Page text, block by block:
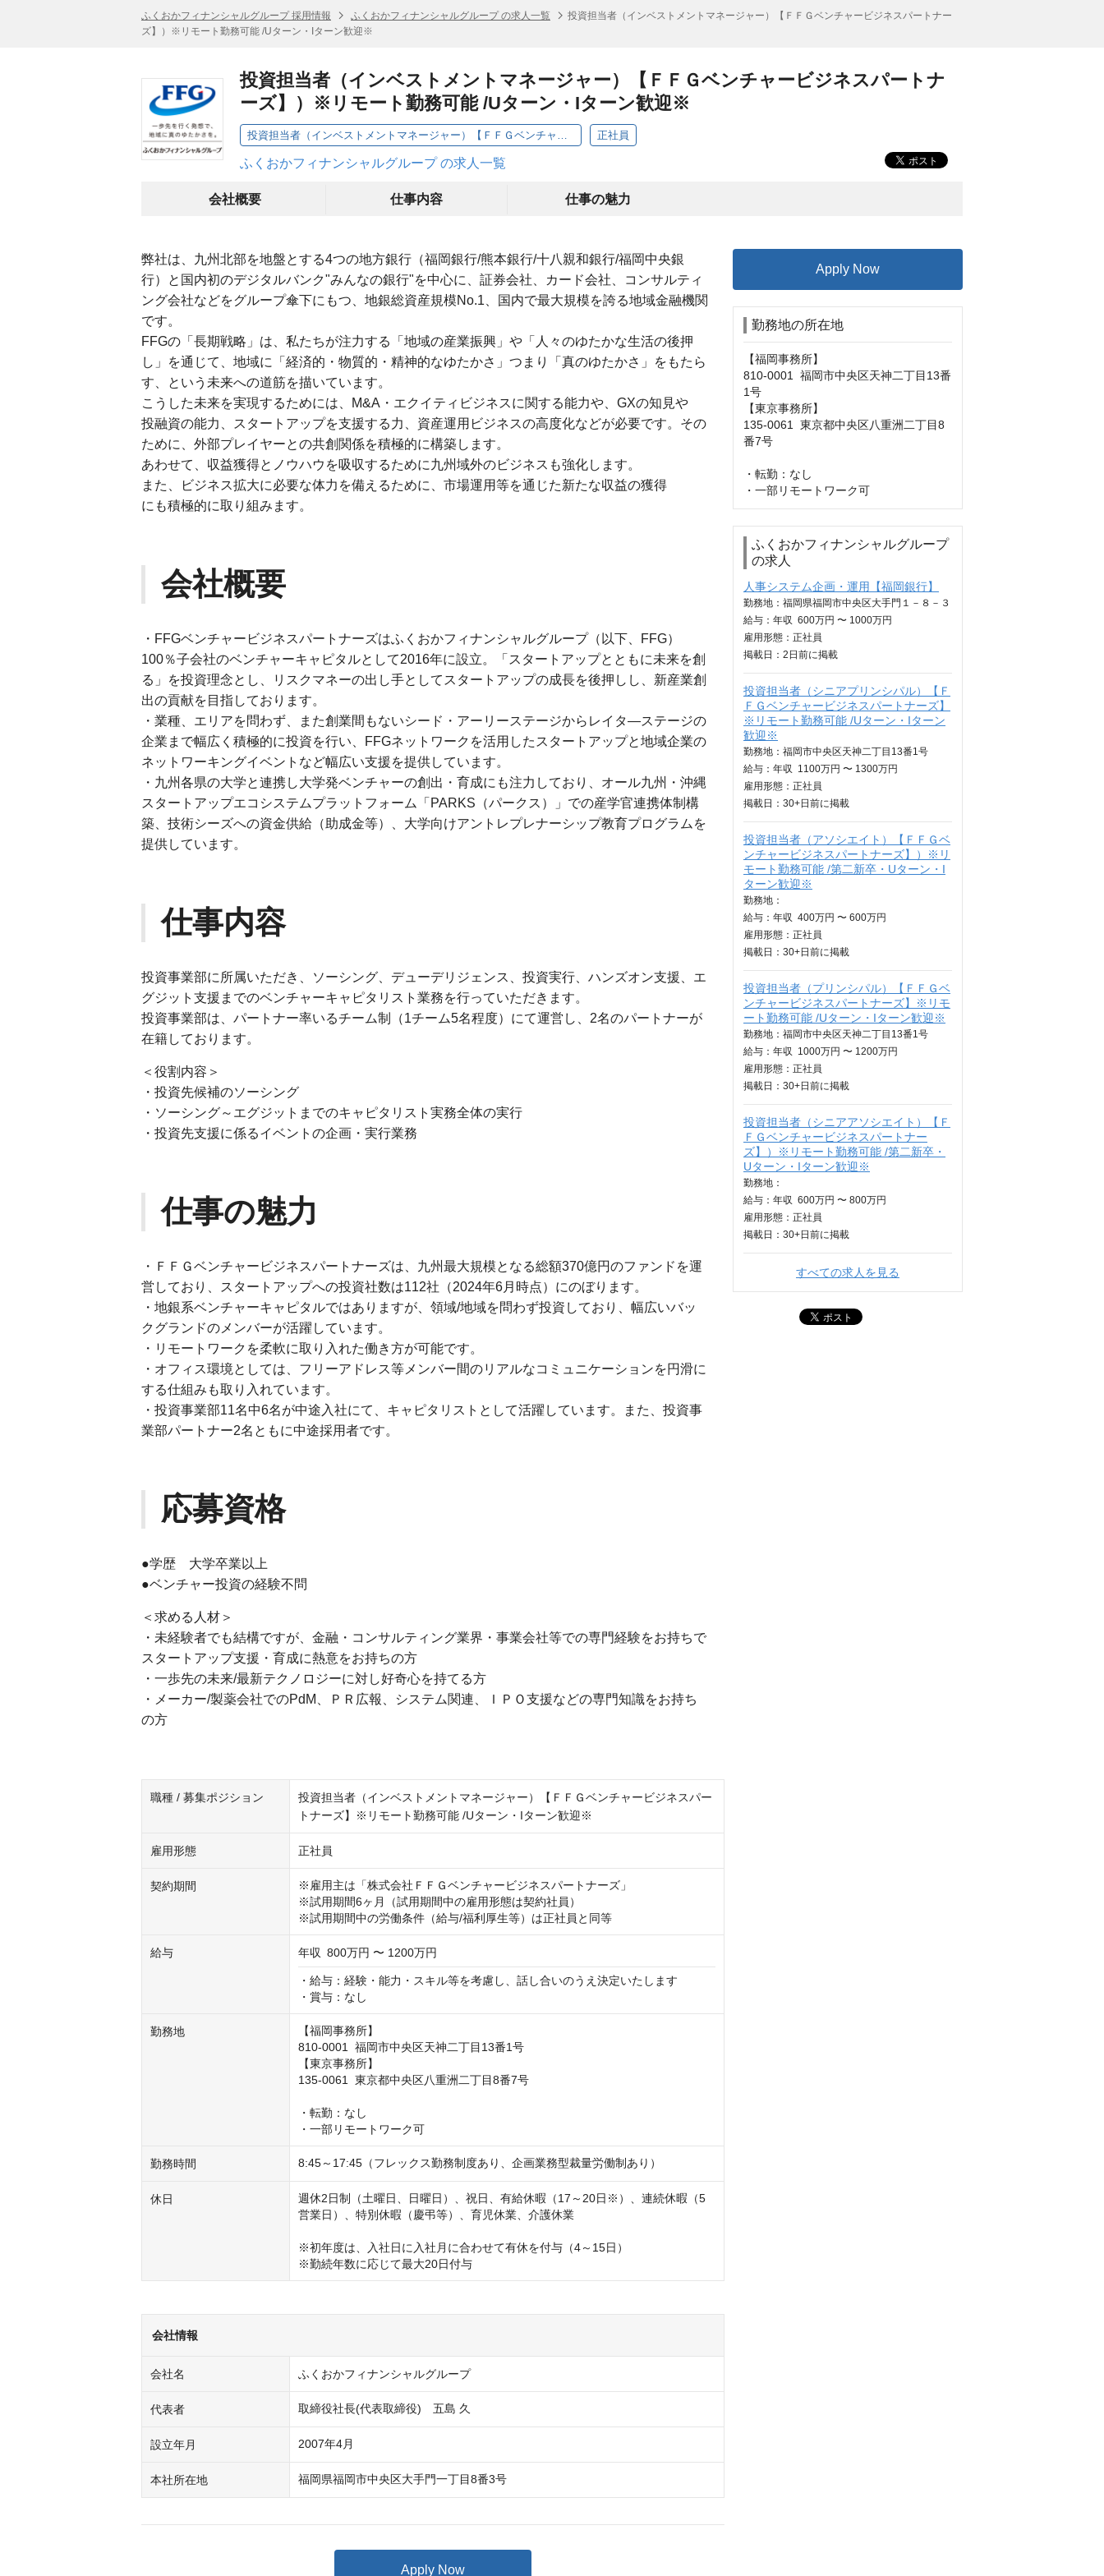
ふくおかフィナンシャルグループ 採用情報 ふくおかフィナンシャルグループ の求人一覧
投資担当者（インベストメントマネージャー）【ＦＦＧベンチャービジネスパートナー
ズ】）※リモート勤務可能 /Uターン・Iターン歓迎※
投資担当者（インベストメントマネージャー）【ＦＦＧベンチャービジネスパートナ
ーズ】）※リモート勤務可能 /Uターン・Iターン歓迎※
投資担当者（インベストメントマネージャー）【ＦＦＧベンチャービジネスパートナーズ】※リモート勤務可能 /Uターン・Iターン歓迎※ 正社員
ふくおかフィナンシャルグループ の求人一覧
会社概要 仕事内容 仕事の魅力
弊社は、九州北部を地盤とする4つの地方銀行（福岡銀行/熊本銀行/十八親和銀行/福岡中央銀
行）と国内初のデジタルバンク"みんなの銀行"を中心に、証券会社、カード会社、コンサルティ
ング会社などをグループ傘下にもつ、地銀総資産規模No.1、国内で最大規模を誇る地域金融機関
です。
FFGの「長期戦略」は、私たちが注力する「地域の産業振興」や「人々のゆたかな生活の後押
し」を通じて、地域に「経済的・物質的・精神的なゆたかさ」つまり「真のゆたかさ」をもたら
す、という未来への道筋を描いています。
こうした未来を実現するためには、M&A・エクイティビジネスに関する能力や、GXの知見や
投融資の能力、スタートアップを支援する力、資産運用ビジネスの高度化などが必要です。その
ために、外部プレイヤーとの共創関係を積極的に構築します。
あわせて、収益獲得とノウハウを吸収するために九州域外のビジネスも強化します。
また、ビジネス拡大に必要な体力を備えるために、市場運用等を通じた新たな収益の獲得
にも積極的に取り組みます。
会社概要
・FFGベンチャービジネスパートナーズはふくおかフィナンシャルグループ（以下、FFG）
100％子会社のベンチャーキャピタルとして2016年に設立。「スタートアップとともに未来を創
る」を投資理念とし、リスクマネーの出し手としてスタートアップの成長を後押しし、新産業創
出の貢献を目指しております。
・業種、エリアを問わず、また創業間もないシード・アーリーステージからレイタ―ステージの
企業まで幅広く積極的に投資を行い、FFGネットワークを活用したスタートアップと地域企業の
ネットワーキングイベントなど幅広い支援を提供しています。
・九州各県の大学と連携し大学発ベンチャーの創出・育成にも注力しており、オール九州・沖縄
スタートアップエコシステムプラットフォーム「PARKS（パークス）」での産学官連携体制構
築、技術シーズへの資金供給（助成金等）、大学向けアントレプレナーシップ教育プログラムを
提供しています。
仕事内容
投資事業部に所属いただき、ソーシング、デューデリジェンス、投資実行、ハンズオン支援、エ
グジット支援までのベンチャーキャピタリスト業務を行っていただきます。
投資事業部は、パートナー率いるチーム制（1チーム5名程度）にて運営し、2名のパートナーが
在籍しております。
＜役割内容＞
・投資先候補のソーシング
・ソーシング～エグジットまでのキャピタリスト実務全体の実行
・投資先支援に係るイベントの企画・実行業務
仕事の魅力
・ＦＦＧベンチャービジネスパートナーズは、九州最大規模となる総額370億円のファンドを運
営しており、スタートアップへの投資社数は112社（2024年6月時点）にのぼります。
・地銀系ベンチャーキャピタルではありますが、領域/地域を問わず投資しており、幅広いバッ
クグランドのメンバーが活躍しています。
・リモートワークを柔軟に取り入れた働き方が可能です。
・オフィス環境としては、フリーアドレス等メンバー間のリアルなコミュニケーションを円滑に
する仕組みも取り入れています。
・投資事業部11名中6名が中途入社にて、キャピタリストとして活躍しています。また、投資事
業部パートナー2名ともに中途採用者です。
応募資格
●学歴 大学卒業以上
●ベンチャー投資の経験不問
＜求める人材＞
・未経験者でも結構ですが、金融・コンサルティング業界・事業会社等での専門経験をお持ちで
スタートアップ支援・育成に熱意をお持ちの方
・一歩先の未来/最新テクノロジーに対し好奇心を持てる方
・メーカー/製薬会社でのPdM、ＰＲ広報、システム関連、ＩＰＯ支援などの専門知識をお持ち
の方
職種 / 募集ポジション
投資担当者（インベストメントマネージャー）【ＦＦＧベンチャービジネスパー
トナーズ】※リモート勤務可能 /Uターン・Iターン歓迎※
雇用形態 正社員
契約期間
※雇用主は「株式会社ＦＦＧベンチャービジネスパートナーズ」
※試用期間6ヶ月（試用期間中の雇用形態は契約社員）
※試用期間中の労働条件（給与/福利厚生等）は正社員と同等
給与 年収 800万円 〜 1200万円
・給与：経験・能力・スキル等を考慮し、話し合いのうえ決定いたします
・賞与：なし
勤務地
【福岡事務所】
810-0001  福岡市中央区天神二丁目13番1号
【東京事務所】
135-0061  東京都中央区八重洲二丁目8番7号
・転勤：なし
・一部リモートワーク可
勤務時間 8:45～17:45（フレックス勤務制度あり、企画業務型裁量労働制あり）
休日
週休2日制（土曜日、日曜日）、祝日、有給休暇（17～20日※）、連続休暇（5
営業日）、特別休暇（慶弔等）、育児休業、介護休業
※初年度は、入社日に入社月に合わせて有休を付与（4～15日）
※勤続年数に応じて最大20日付与
会社情報
会社名 ふくおかフィナンシャルグループ
代表者 取締役社長(代表取締役)　五島 久
設立年月 2007年4月
本社所在地 福岡県福岡市中央区大手門一丁目8番3号
Apply Now
Apply Now
勤務地の所在地
【福岡事務所】
810-0001  福岡市中央区天神二丁目13番
1号
【東京事務所】
135-0061  東京都中央区八重洲二丁目8
番7号
・転勤：なし
・一部リモートワーク可
ふくおかフィナンシャルグループ
の求人
人事システム企画・運用【福岡銀行】
勤務地：福岡県福岡市中央区大手門１－８－３
給与： 年収 600万円 〜 1000万円
雇用形態：正社員
掲載日： 2日 前に掲載
投資担当者（シニアプリンシパル）【Ｆ
ＦＧベンチャービジネスパートナーズ】
※リモート勤務可能 /Uターン・Iターン
歓迎※
勤務地：福岡市中央区天神二丁目13番1号
給与： 年収 1100万円 〜 1300万円
雇用形態：正社員
掲載日： 30+日 前に掲載
投資担当者（アソシエイト）【ＦＦＧベ
ンチャービジネスパートナーズ】）※リ
モート勤務可能 /第二新卒・Uターン・I
ターン歓迎※
勤務地：
給与： 年収 400万円 〜 600万円
雇用形態：正社員
掲載日： 30+日 前に掲載
投資担当者（プリンシパル）【ＦＦＧベ
ンチャービジネスパートナーズ】※リモ
ート勤務可能 /Uターン・Iターン歓迎※
勤務地：福岡市中央区天神二丁目13番1号
給与： 年収 1000万円 〜 1200万円
雇用形態：正社員
掲載日： 30+日 前に掲載
投資担当者（シニアアソシエイト）【Ｆ
ＦＧベンチャービジネスパートナー
ズ】）※リモート勤務可能 /第二新卒・
Uターン・Iターン歓迎※
勤務地：
給与： 年収 600万円 〜 800万円
雇用形態：正社員
掲載日： 30+日 前に掲載
すべての求人を見る